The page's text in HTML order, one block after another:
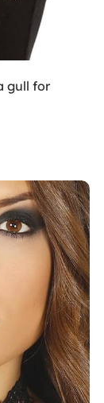
gull for